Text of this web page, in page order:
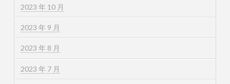
2023 年 10 月
2023 年 9 月
2023 年 8 月
2023 年 7 月